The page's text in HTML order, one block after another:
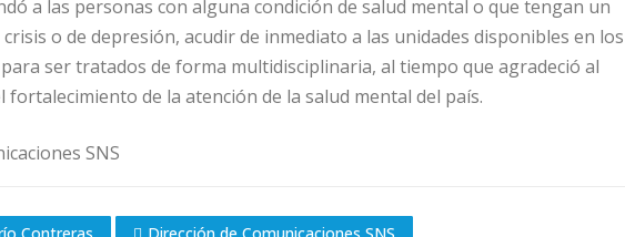
a las personas con alguna condición de salud mental o que tengan un
o de depresión, acudir de inmediato a las unidades disponibles en los
ser tratados de forma multidisciplinaria, al tiempo que agradeció al
de la atención de la salud mental del país.
SNS